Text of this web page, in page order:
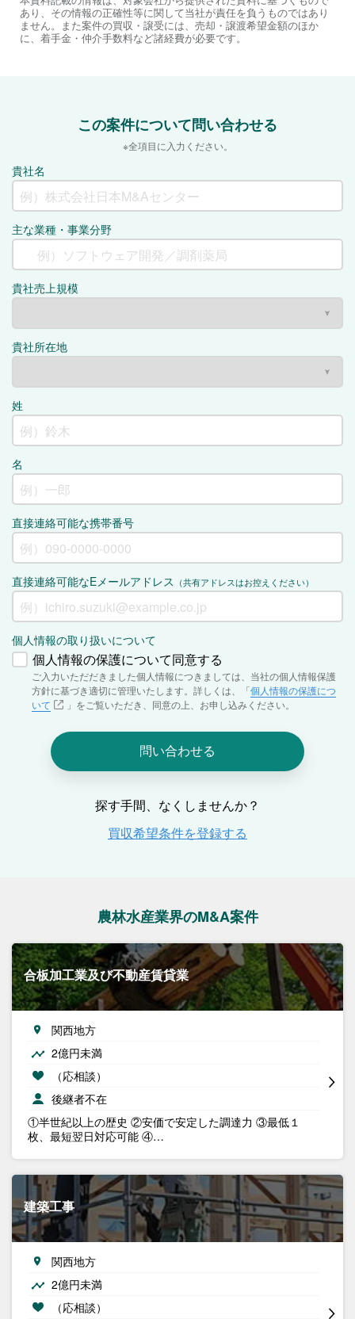
あり、その情報の正確性等に関して当社が責任を負うものではあり
ません。また案件の買収・譲受には、売却・譲渡希望金額のほか
に、着手金・仲介手数料など諸経費が必要です。
農林水産業界のM&A案件
合板加工業及び不動産賃貸業
関西地方
2億円未満
（応相談）
後継者不在
①半世紀以上の歴史 ②安価で安定した調達力 ③最低１
枚、最短翌日対応可能 ④…
建築工事
関西地方
2億円未満
（応相談）